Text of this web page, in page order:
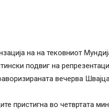
на на тековниот
подвиг на
вечерва
пристигна во четвртата